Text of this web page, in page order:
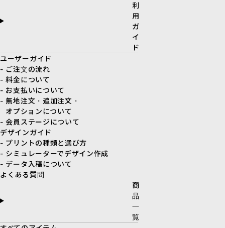
利
用
ガ
イ
ド
ユーザーガイド
- ご注文の流れ
- 料金について
- お支払いについて
- 無地注文・追加注文・
オプションについて
- 会員ステージについて
デザインガイド
- プリントの種類と選び方
- シミュレーターでデザイン作成
- データ入稿について
よくある質問
商
品
一
覧